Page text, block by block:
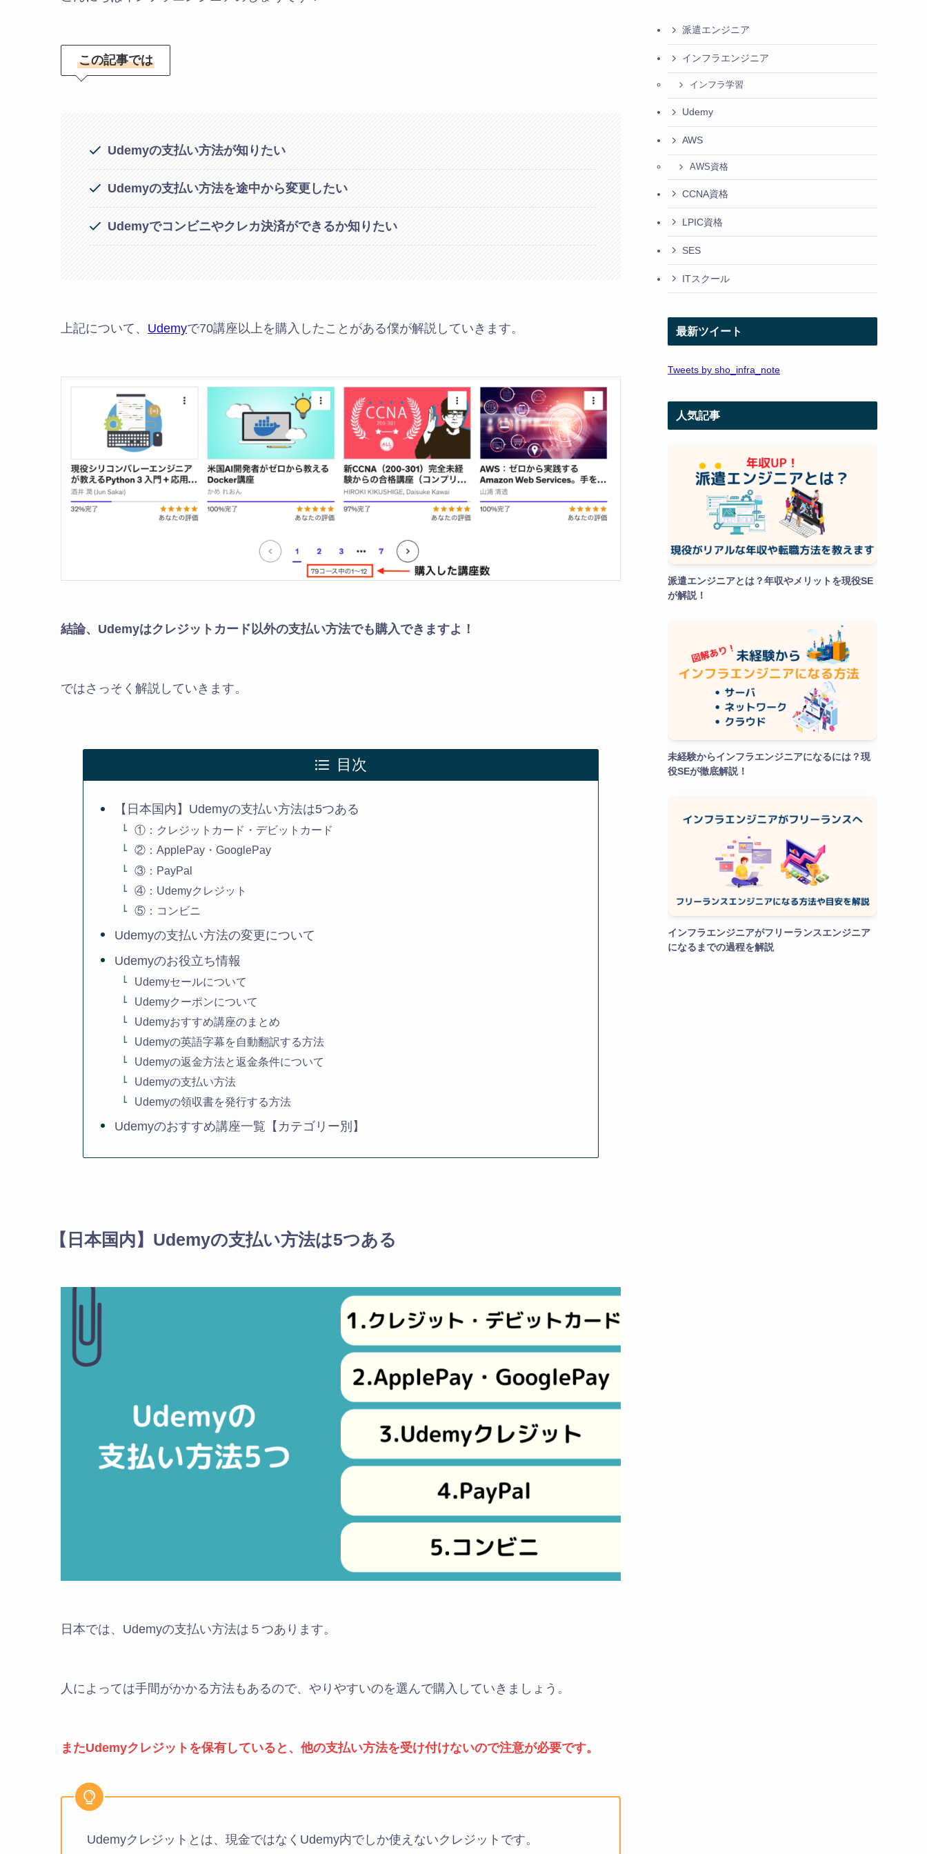
この記事では
Udemyの支払い方法が知りたい
Udemyの支払い方法を途中から変更したい
Udemyでコンビニやクレカ決済ができるか知りたい
上記について、 Udemyで70講座以上を購入したことがある僕が解説していきます。
結論、Udemyはクレジットカード以外の支払い方法でも購入できますよ！
ではさっそく解説していきます。
目次
【日本国内】Udemyの支払い方法は5つある
①：クレジットカード・デビットカード
②：ApplePay・GooglePay
③：PayPal
④：Udemyクレジット
⑤：コンビニ
Udemyの支払い方法の変更について
Udemyのお役立ち情報
Udemyセールについて
Udemyクーポンについて
Udemyおすすめ講座のまとめ
Udemyの英語字幕を自動翻訳する方法
Udemyの返金方法と返金条件について
Udemyの支払い方法
Udemyの領収書を発行する方法
Udemyのおすすめ講座一覧【カテゴリー別】
【日本国内】Udemyの支払い方法は5つある
日本では、Udemyの支払い方法は５つあります。
人によっては手間がかかる方法もあるので、やりやすいのを選んで購入していきましょう。
またUdemyクレジットを保有していると、他の支払い方法を受け付けないので注意が必要です。
Udemyクレジットとは、現金ではなくUdemy内でしか使えないクレジットです。
派遣エンジニア
インフラエンジニア
インフラ学習
Udemy
AWS
AWS資格
CCNA資格
LPIC資格
SES
ITスクール
最新ツイート
Tweets by sho_infra_note
人気記事
派遣エンジニアとは？年収やメリットを現役SE
が解説！
未経験からインフラエンジニアになるには？現
役SEが徹底解説！
インフラエンジニアがフリーランスエンジニア
になるまでの過程を解説